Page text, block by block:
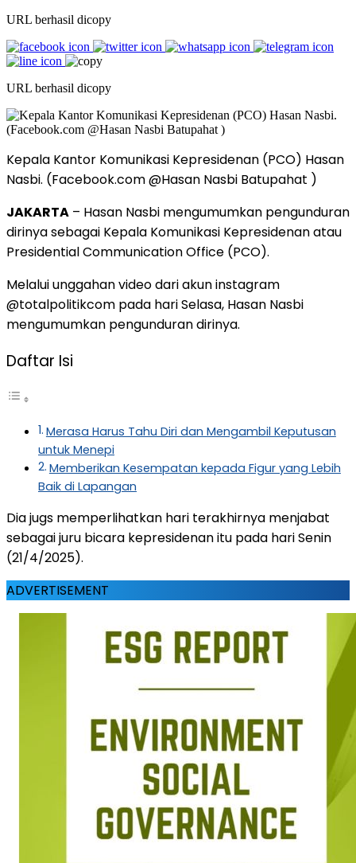
URL berhasil dicopy
URL berhasil dicopy
Kepala Kantor Komunikasi Kepresidenan (PCO) Hasan
Nasbi. (Facebook.com @Hasan Nasbi Batupahat )
JAKARTA – Hasan Nasbi mengumumkan pengunduran
dirinya sebagai Kepala Komunikasi Kepresidenan atau
Presidential Communication Office (PCO).
Melalui unggahan video dari akun instagram
@totalpolitikcom pada hari Selasa, Hasan Nasbi
mengumumkan pengunduran dirinya.
Daftar Isi
Merasa Harus Tahu Diri dan Mengambil Keputusan
untuk Menepi
Memberikan Kesempatan kepada Figur yang Lebih
Baik di Lapangan
Dia jugs memperlihatkan hari terakhirnya menjabat
sebagai juru bicara kepresidenan itu pada hari Senin
(21/4/2025).
ADVERTISEMENT